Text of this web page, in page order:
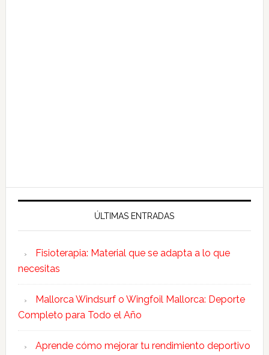
ÚLTIMAS ENTRADAS
Fisioterapia: Material que se adapta a lo que
necesitas
Mallorca Windsurf o Wingfoil Mallorca: Deporte
Completo para Todo el Año
Aprende cómo mejorar tu rendimiento deportivo